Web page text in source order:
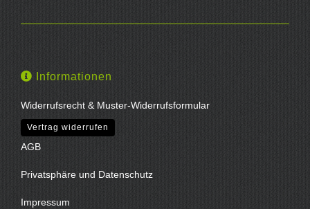
Informationen
Widerrufsrecht & Muster-Widerrufsformular
Vertrag widerrufen
AGB
Privatsphäre und Datenschutz
Impressum